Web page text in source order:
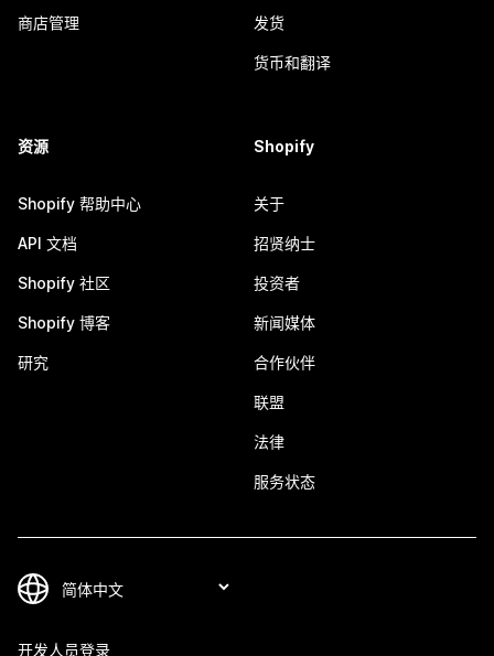
商店管理 发货
货币和翻译
资源
Shopify 帮助中心
API 文档
Shopify 社区
Shopify 博客
研究
Shopify
关于
招贤纳士
投资者
新闻媒体
合作伙伴
联盟
法律
服务状态
开发人员登录